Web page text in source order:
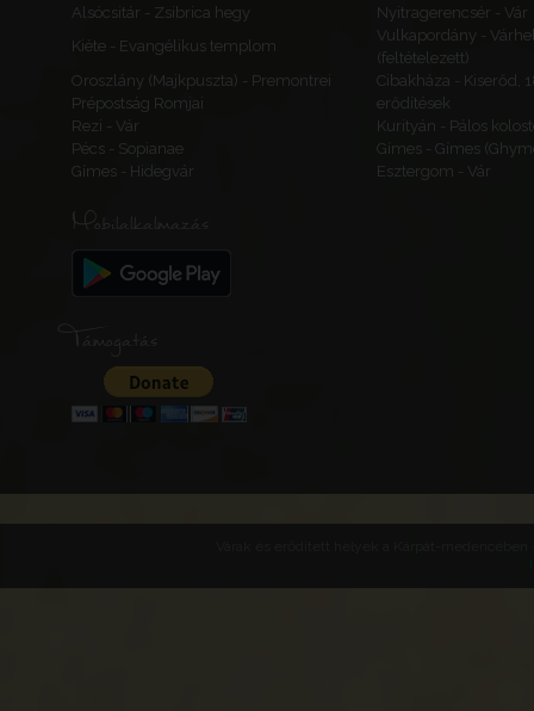
Alsócsitár - Zsibrica hegy
Nyitragerencsér - Vár
Kiéte - Evangélikus templom
Vulkapordány -
(feltételezett)
Oroszlány (Majkpuszta) - Premontrei
Prépostság Romjai
Cibakháza - Kiserőd,
erődítések
Rezi - Vár
Kurityán - Pálos
Pécs - Sopianae
Gímes - Gímes
Gímes - Hidegvár
Esztergom - Vár
Mobilalkalmazás
Támogatás